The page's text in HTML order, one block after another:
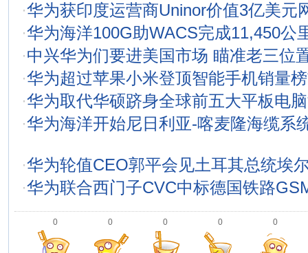
·华为获印度运营商Uninor价值3亿美元
·华为海洋100G助WACS完成11,450公
·中兴华为们要进美国市场 瞄准老三位
·华为超过苹果小米登顶智能手机销量
·华为取代华硕跻身全球前五大平板电
·华为海洋开始尼日利亚-喀麦隆海缆系
·华为轮值CEO郭平会见土耳其总统埃
·华为联合西门子CVC中标德国铁路
0 0 0 0 0